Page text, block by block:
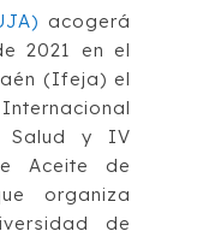
acogerá
2021 en el
(Ifeja) el
Salud y IV
Aceite de
organiza
de